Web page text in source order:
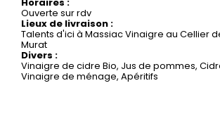
Ouverte sur rdv
Lieux de livraison :
Talents d'ici à Massiac Vinaigre au Cellier
Murat
Divers :
Vinaigre de cidre Bio, Jus de pommes,
Vinaigre de ménage, Apéritifs